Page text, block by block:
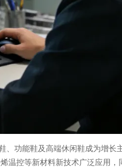
功能鞋及高端休闲鞋成为增
控等新材料新技术广泛应用